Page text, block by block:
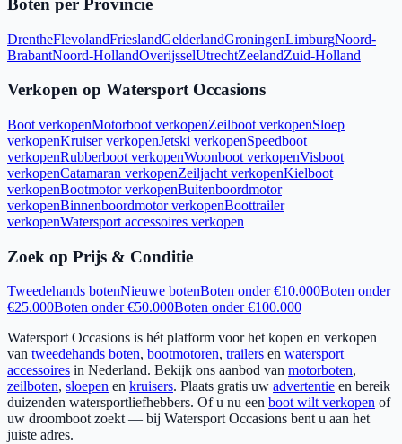
Boten per Provincie
DrentheFlevolandFrieslandGelderlandGroningenLimburgNoord-
BrabantNoord-HollandOverijsselUtrechtZeelandZuid-Holland
Verkopen op Watersport Occasions
Boot verkopenMotorboot verkopenZeilboot verkopenSloep
verkopenKruiser verkopenJetski verkopenSpeedboot
verkopenRubberboot verkopenWoonboot verkopenVisboot
verkopenCatamaran verkopenZeiljacht verkopenKielboot
verkopenBootmotor verkopenBuitenboordmotor
verkopenBinnenboordmotor verkopenBoottrailer
verkopenWatersport accessoires verkopen
Zoek op Prijs & Conditie
Tweedehands botenNieuwe botenBoten onder €10.000Boten onder
€25.000Boten onder €50.000Boten onder €100.000
Watersport Occasions is hét platform voor het kopen en verkopen
van tweedehands boten, bootmotoren, trailers en watersport
accessoires in Nederland. Bekijk ons aanbod van motorboten,
zeilboten, sloepen en kruisers. Plaats gratis uw advertentie en bereik
duizenden watersportliefhebbers. Of u nu een boot wilt verkopen of
uw droomboot zoekt — bij Watersport Occasions bent u aan het
juiste adres.